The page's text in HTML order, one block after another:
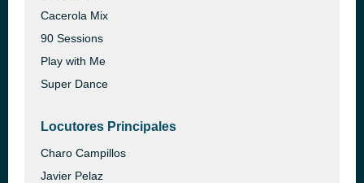
Cacerola Mix
90 Sessions
Play with Me
Super Dance
Locutores Principales
Charo Campillos
Javier Pelaz